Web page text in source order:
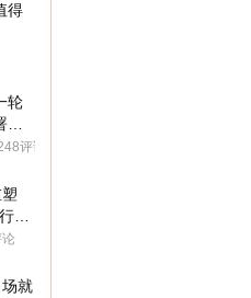
得
轮
评论
就